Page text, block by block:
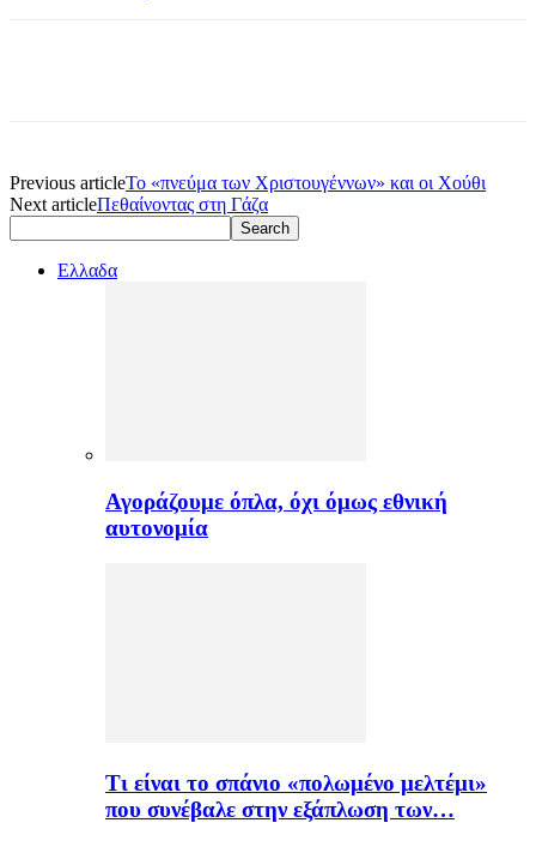
Previous articleΤο «πνεύμα των Χριστουγέννων» και οι Χούθι
Next articleΠεθαίνοντας στη Γάζα
Ελλαδα
Αγοράζουμε όπλα, όχι όμως εθνική
αυτονομία
Τι είναι το σπάνιο «πολωμένο μελτέμι»
που συνέβαλε στην εξάπλωση των…